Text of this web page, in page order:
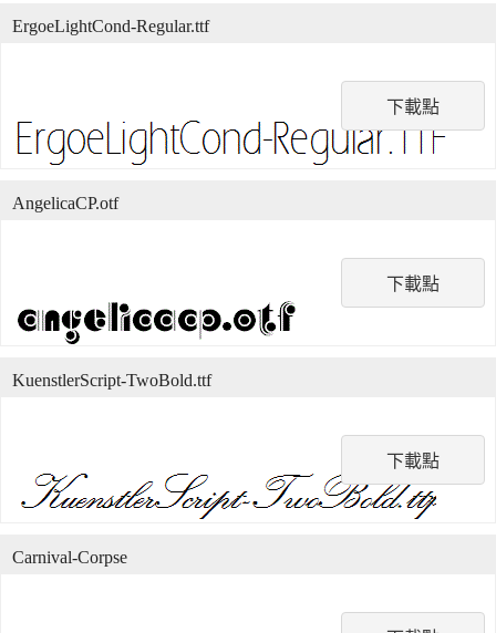
下載點
ErgoeLightCond-Regular.ttf
下載點
AngelicaCP.otf
下載點
KuenstlerScript-TwoBold.ttf
Carnival-Corpse